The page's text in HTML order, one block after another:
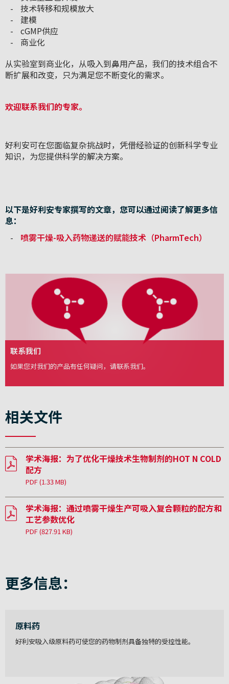
技术转移和规模放大
建模
cGMP供应
商业化
从实验室到商业化，从吸入到鼻用产品，我们的技术组合不
断扩展和改变，只为满足您不断变化的需求。
欢迎联系我们的专家。
好利安可在您面临复杂挑战时，凭借经验证的创新科学专业
知识，为您提供科学的解决方案。
以下是好利安专家撰写的文章，您可以通过阅读了解更多信
息：
喷雾干燥-吸入药物递送的赋能技术（PharmTech）
联系我们
如果您对我们的产品有任何疑问，请联系我们。
相关文件
学术海报：为了优化干燥技术生物制剂的HOT N COLD
配方
PDF(1.33 MB)
学术海报：通过喷雾干燥生产可吸入复合颗粒的配方和
工艺参数优化
PDF(827.91 KB)
更多信息：
原料药
好利安吸入级原料药可使您的药物制剂具备独特的受控性能。